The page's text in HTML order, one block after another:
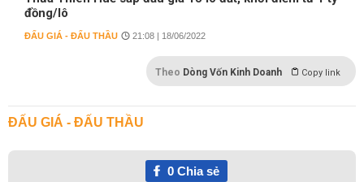
đồng/lô
ĐẤU GIÁ - ĐẤU THẦU 21:08 | 18/06/2022
Theo Dòng Vốn Kinh Doanh Copy link
ĐẤU GIÁ - ĐẤU THẦU
0Chia sẻ